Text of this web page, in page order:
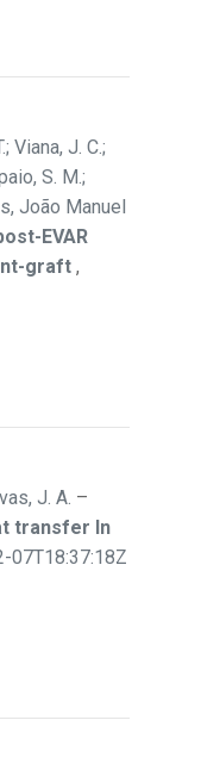
Viana, J. C.;
S. M.;
João Manuel
EVAR
graft ,
J. A. –
transfer In
07T18:37:18Z